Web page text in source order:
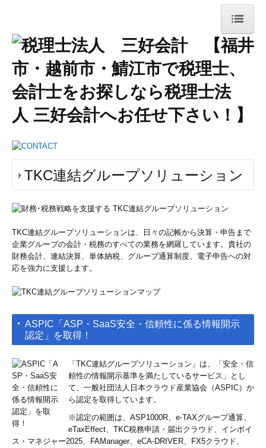
ホーム
事務所紹介
法人・個人事業者の皆様
お役立ち情報
デジタル化支援
相続税・事業承継について
お客様の声
採用情報
TKC連結グループソリューション
TKC連結グループソリューションは、日々の記帳から決算・申告まで
企業グループの会計・税務のすべての業務を網羅しています。貴社の
財務会計、連結決算、単体納税、グループ通算制度、電子申告への対
応を強力に支援します。
ASPIC「ASP・SaaS安全・信頼性に係る情報開示
認定」を取得！
「TKC連結グループソリューション」は、「安全・信
頼性の情報開示基準を満たしているサービス」とし
て、一般社団法人日本クラウド産業協会（ASPIC）か
ら認定を取得しています。
※認定の範囲は、ASP1000R、e-TAXグループ通算、
eTaxEffect、TKC税務申請・届出クラウド、インボイ
ス・マネジャー2025、FAManager、eCA-DRIVER、FX5クラウド、